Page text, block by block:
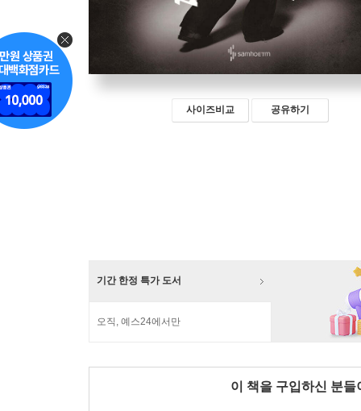
사이즈비교 공유하기
기간 한정 특가 도서
오직, 예스24에서만
이 책을 구입하신 분